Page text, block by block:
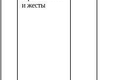
и жесты